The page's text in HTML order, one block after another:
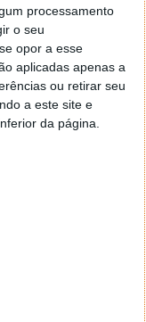
processamento
o seu
opor a esse
aplicadas apenas a
ou retirar seu
a este site e
da página.